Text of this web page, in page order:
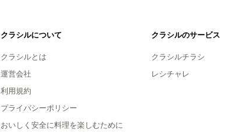
クラシルについて
クラシルとは
運営会社
利用規約
プライバシーポリシー
おいしく安全に料理を楽しむために
クラシルのサービス
クラシルチラシ
レシチャレ